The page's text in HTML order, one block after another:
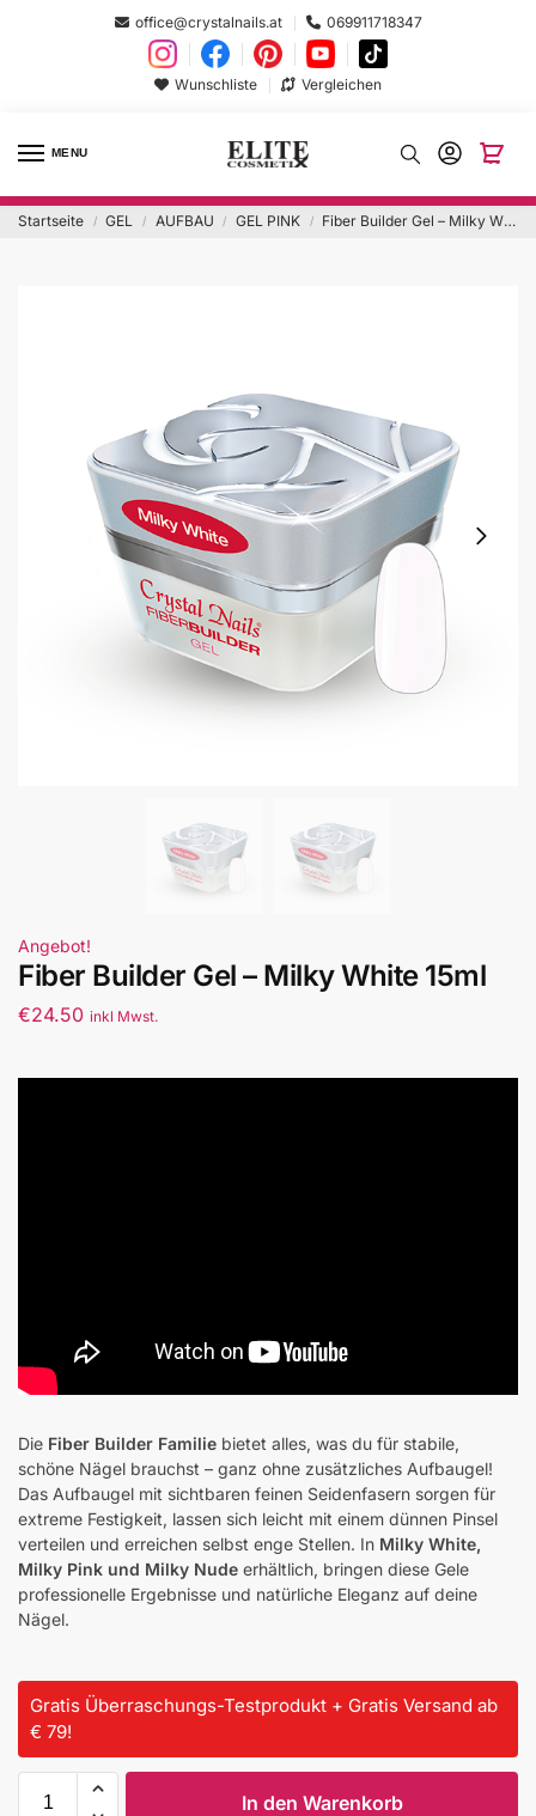
office@crystalnails.at 069911718347
Wunschliste Vergleichen
MENU
Startseite / GEL / AUFBAU / GEL PINK / Fiber Builder Gel – Milky White 15ml
Angebot!
Fiber Builder Gel – Milky White 15ml
€24.50 inkl Mwst.
Die Fiber Builder Familie bietet alles, was du für stabile,
schöne Nägel brauchst – ganz ohne zusätzliches Aufbaugel!
Das Aufbaugel mit sichtbaren feinen Seidenfasern sorgen für
extreme Festigkeit, lassen sich leicht mit einem dünnen Pinsel
verteilen und erreichen selbst enge Stellen. In Milky White,
Milky Pink und Milky Nude erhältlich, bringen diese Gele
professionelle Ergebnisse und natürliche Eleganz auf deine
Nägel.
Gratis Überraschungs-Testprodukt + Gratis Versand ab
€ 79!
In den Warenkorb